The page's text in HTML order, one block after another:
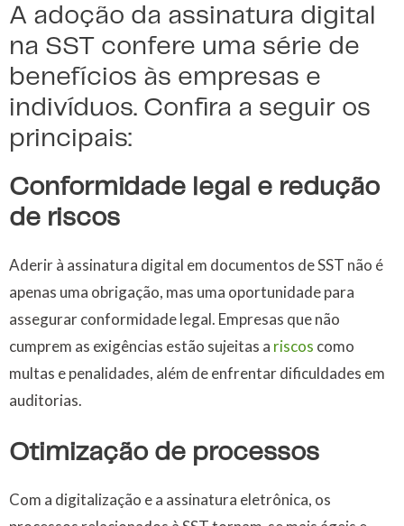
A adoção da assinatura digital
na SST confere uma série de
benefícios às empresas e
indivíduos. Confira a seguir os
principais:
Conformidade legal e redução
de riscos
Aderir à assinatura digital em documentos de SST não é
apenas uma obrigação, mas uma oportunidade para
assegurar conformidade legal. Empresas que não
cumprem as exigências estão sujeitas a riscos como
multas e penalidades, além de enfrentar dificuldades em
auditorias.
Otimização de processos
Com a digitalização e a assinatura eletrônica, os